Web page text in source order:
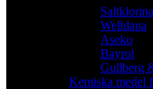
Welldana
Aseko
Bayrol
Gullberg
Kemiska medel